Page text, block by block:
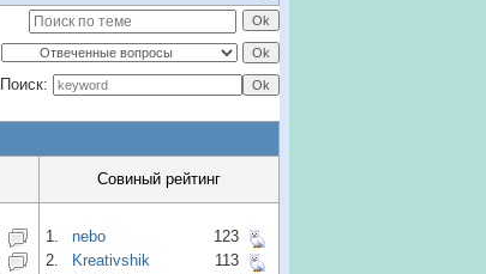
Поиск:
Совиный рейтинг
1. nebo
123
2.
Kreativshik
113